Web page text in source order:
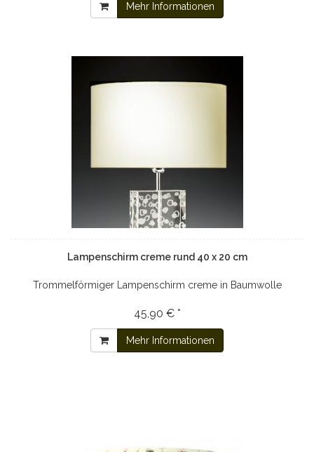
Mehr Informationen
Lampenschirm creme rund 40 x 20 cm
Trommelförmiger Lampenschirm creme in Baumwolle
45,90 € *
Mehr Informationen